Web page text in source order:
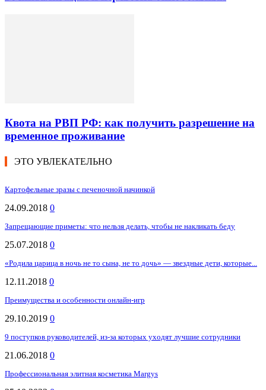
Квота на РВП РФ: как получить разрешение на
временное проживание
ЭТО УВЛЕКАТЕЛЬНО
Картофельные зразы с печеночной начинкой
24.09.2018 0
Запрещающие приметы: что нельзя делать, чтобы не накликать беду
25.07.2018 0
«Родила царица в ночь не то сына, не то дочь» — звездные дети, которые...
12.11.2018 0
Преимущества и особенности онлайн-игр
29.10.2019 0
9 поступков руководителей, из-за которых уходят лучшие сотрудники
21.06.2018 0
Профессиональная элитная косметика Margys